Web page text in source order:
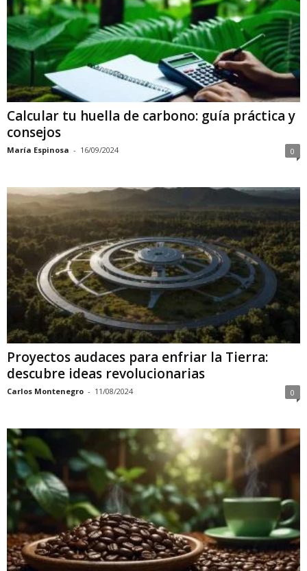
Calcular tu huella de carbono: guía práctica y
consejos
María Espinosa - 16/09/2024 0
Proyectos audaces para enfriar la Tierra:
descubre ideas revolucionarias
Carlos Montenegro - 11/08/2024 0